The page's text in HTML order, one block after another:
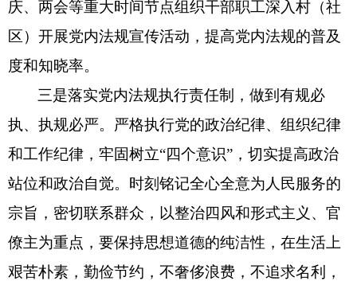
庆、两会等重大时间节点组织干部职工深入村（社
区）开展党内法规宣传活动，提高党内法规的普及
度和知晓率。
三是落实党内法规执行责任制，做到有规必
执、执规必严。严格执行党的政治纪律、组织纪律
和工作纪律，牢固树立“四个意识”，切实提高政治
站位和政治自觉。时刻铭记全心全意为人民服务的
宗旨，密切联系群众，以整治四风和形式主义、官
僚主为重点，要保持思想道德的纯洁性，在生活上
艰苦朴素，勤俭节约，不奢侈浪费，不追求名利，